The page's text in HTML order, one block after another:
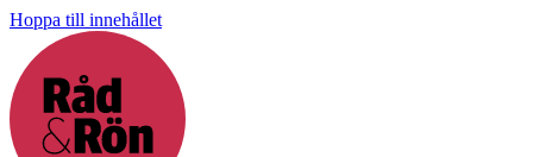
Hoppa till innehållet